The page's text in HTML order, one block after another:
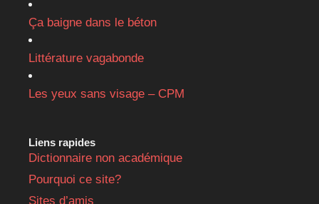
Ça baigne dans le béton
Littérature vagabonde
Les yeux sans visage – CPM
Liens rapides
Dictionnaire non académique
Pourquoi ce site?
Sites d’amis